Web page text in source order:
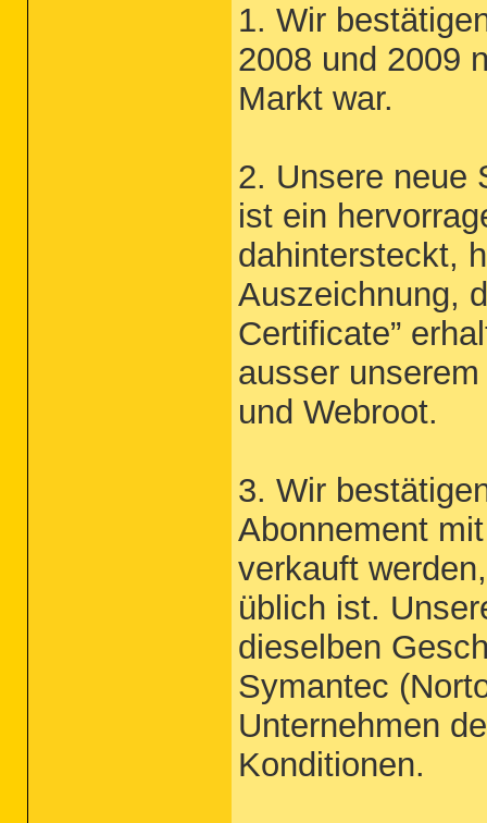
1. Wir
2008 und 2009
Markt war.
2. Unsere neue
ist ein
dahintersteckt,
Auszeichnung,
Certificate”
ausser
und Webroot.
3. Wir
Abonnement
verkauft
üblich ist.
dieselben
Symantec
Unternehmen
Konditionen.